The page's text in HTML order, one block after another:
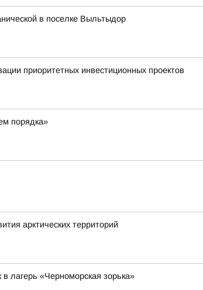
в поселке Выльтыдор
приоритетных инвестиционных проектов
порядка»
арктических территорий
лагерь «Черноморская зорька»